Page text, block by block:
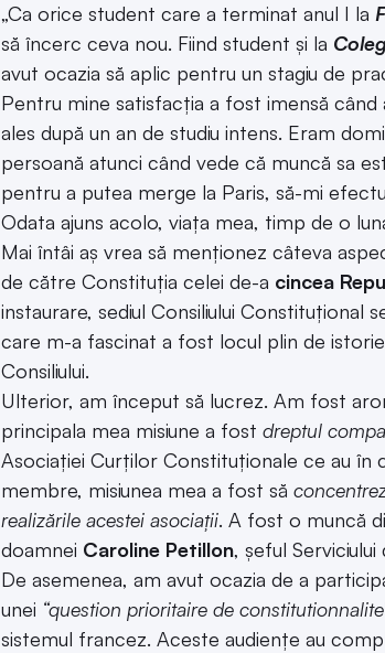
„Ca orice student care a terminat anul I la
să încerc ceva nou. Fiind student și la
avut ocazia să aplic pentru un stagiu de
Pentru mine satisfacția a fost imensă
ales după un an de studiu intens. Eram
persoană atunci când vede că muncă sa
pentru a putea merge la Paris, să-mi
Odata ajuns acolo, viața mea, timp de o
Mai întâi aș vrea să menționez câteva
de către Constituția celei de-a cincea
instaurare, sediul Consiliului Constituțional
care m-a fascinat a fost locul plin de
Consiliului.
Ulterior, am început să lucrez. Am fost
principala mea misiune a fost dreptul
Asociației Curților Constituționale ce au
membre, misiunea mea a fost să
realizările acestei asociații. A fost o muncă
doamnei Caroline Petillon, șeful
De asemenea, am avut ocazia de a
unei “question prioritaire de
sistemul francez. Aceste audiențe au